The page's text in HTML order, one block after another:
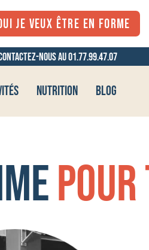
JE VEUX ÊTRE EN FORME
nous au 01.77.99.47.07
Nutrition Blog